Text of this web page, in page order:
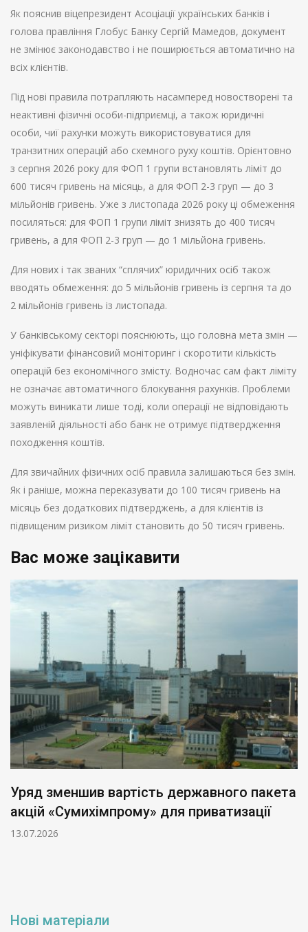
Як пояснив віцепрезидент Асоціації українських банків і
голова правління Глобус Банку Сергій Мамедов, документ
не змінює законодавство і не поширюється автоматично на
всіх клієнтів.
Під нові правила потрапляють насамперед новостворені та
неактивні фізичні особи-підприємці, а також юридичні
особи, чиї рахунки можуть використовуватися для
транзитних операцій або схемного руху коштів. Орієнтовно
з серпня 2026 року для ФОП 1 групи встановлять ліміт до
600 тисяч гривень на місяць, а для ФОП 2-3 груп — до 3
мільйонів гривень. Уже з листопада 2026 року ці обмеження
посиляться: для ФОП 1 групи ліміт знизять до 400 тисяч
гривень, а для ФОП 2-3 груп — до 1 мільйона гривень.
Для нових і так званих “сплячих” юридичних осіб також
вводять обмеження: до 5 мільйонів гривень із серпня та до
2 мільйонів гривень із листопада.
У банківському секторі пояснюють, що головна мета змін —
уніфікувати фінансовий моніторинг і скоротити кількість
операцій без економічного змісту. Водночас сам факт ліміту
не означає автоматичного блокування рахунків. Проблеми
можуть виникати лише тоді, коли операції не відповідають
заявленій діяльності або банк не отримує підтвердження
походження коштів.
Для звичайних фізичних осіб правила залишаються без змін.
Як і раніше, можна переказувати до 100 тисяч гривень на
місяць без додаткових підтверджень, а для клієнтів із
підвищеним ризиком ліміт становить до 50 тисяч гривень.
Вас може зацікавити
Уряд зменшив вартість державного пакета
акцій «Сумихімпрому» для приватизації
13.07.2026
Нові матеріали